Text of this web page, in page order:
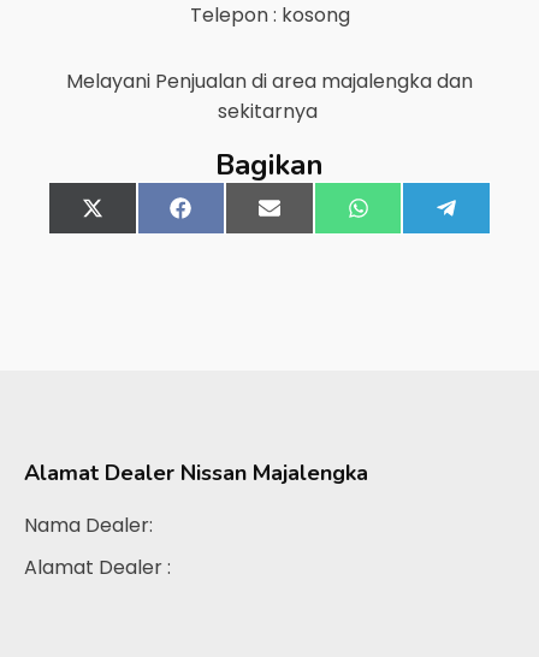
Telepon : kosong
Melayani Penjualan di area majalengkadan
sekitarnya
Bagikan
Share
on
X
(Twitter)
Share
on
FacebookShare
on
Email Share
on
WhatsApp
on
Alamat Dealer Nissan Majalengka
Nama Dealer:
Alamat Dealer :